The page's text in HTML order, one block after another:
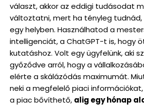
választ, akkor az eddigi tudásodat
változtatni, mert ha tényleg
egy helyben. Használhatod a
intelligenciát, a ChatGPT-t is, hogy
kutatáshoz. Volt egy ügyfelünk, aki
győződve arról, hogy a
elérte a skálázódás maximumát.
neki a megfelelő piaci
a piac bővíthető, alig egy hónap